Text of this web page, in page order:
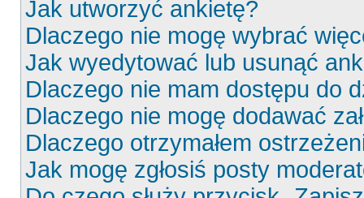
Jak utworzyć ankietę?
Dlaczego nie mogę wybrać
Jak wyedytować lub usunąć
Dlaczego nie mam dostępu do
Dlaczego nie mogę dodawać
Dlaczego otrzymałem
Jak mogę zgłosiś posty